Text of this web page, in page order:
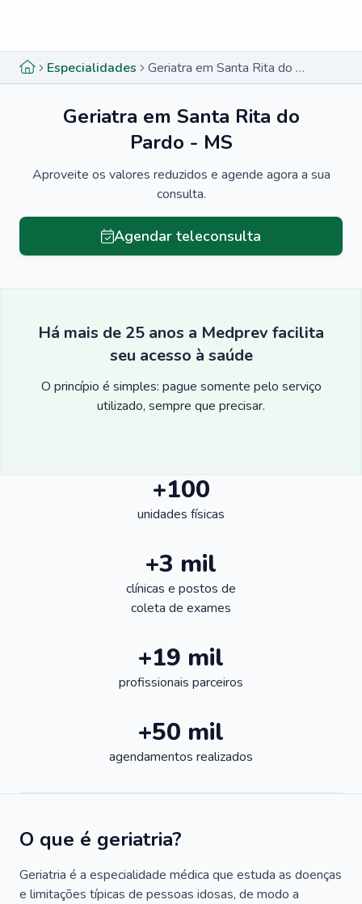
Especialidades Geriatra em Santa Rita do Pardo - MS
Geriatra em Santa Rita do
Pardo - MS
Aproveite os valores reduzidos e agende agora a sua
consulta.
Agendar teleconsulta
Há mais de 25 anos a Medprev facilita
seu acesso à saúde
O princípio é simples: pague somente pelo serviço
utilizado, sempre que precisar.
+100
unidades físicas
+3 mil
clínicas e postos de
coleta de exames
+19 mil
profissionais parceiros
+50 mil
agendamentos realizados
O que é geriatria?
Geriatria é a especialidade médica que estuda as doenças
e limitações típicas de pessoas idosas, de modo a